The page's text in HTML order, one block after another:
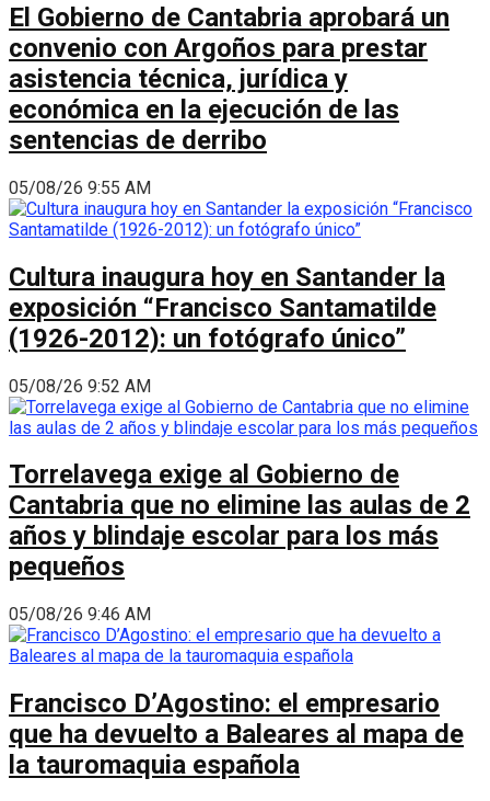
El Gobierno de Cantabria aprobará un
convenio con Argoños para prestar
asistencia técnica, jurídica y
económica en la ejecución de las
sentencias de derribo
05/08/26 9:55 AM
Cultura inaugura hoy en Santander la
exposición “Francisco Santamatilde
(1926-2012): un fotógrafo único”
05/08/26 9:52 AM
Torrelavega exige al Gobierno de
Cantabria que no elimine las aulas de 2
años y blindaje escolar para los más
pequeños
05/08/26 9:46 AM
Francisco D’Agostino: el empresario
que ha devuelto a Baleares al mapa de
la tauromaquia española